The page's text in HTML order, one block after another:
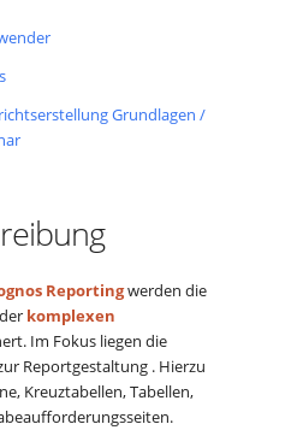
Grundlagen /
Reportingwerden die
komplexen
Im Fokus liegen die
Reportgestaltung . Hierzu
Kreuztabellen, Tabellen,